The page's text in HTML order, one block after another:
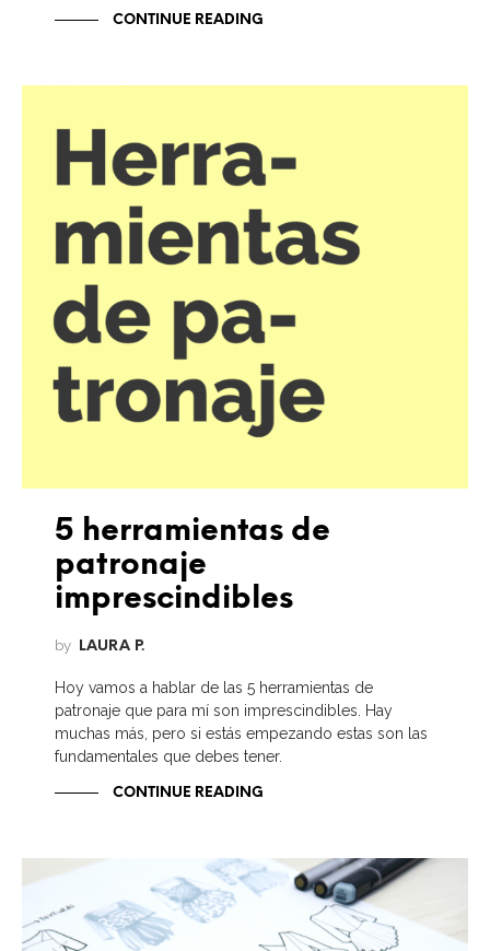
CONTINUE READING
5 herramientas de
patronaje
imprescindibles
by LAURA P.
Hoy vamos a hablar de las 5 herramientas de
patronaje que para mí son imprescindibles. Hay
muchas más, pero si estás empezando estas son las
fundamentales que debes tener.
CONTINUE READING